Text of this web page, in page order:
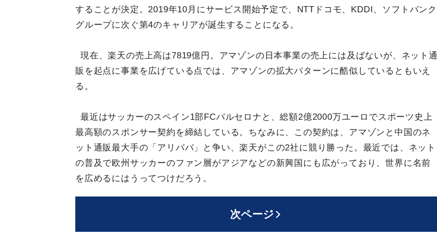
することが決定。2019年10月にサービス開始予定で、NTTドコモ、KDDI、ソフトバンク
グループに次ぐ第4のキャリアが誕生することになる。
現在、楽天の売上高は7819億円。アマゾンの日本事業の売上には及ばないが、ネット通
販を起点に事業を広げている点では、アマゾンの拡大パターンに酷似しているともいえ
る。
最近はサッカーのスペイン1部FCバルセロナと、総額2億2000万ユーロでスポーツ史上
最高額のスポンサー契約を締結している。ちなみに、この契約は、アマゾンと中国のネ
ット通販最大手の「アリババ」と争い、楽天がこの2社に競り勝った。最近では、ネット
の普及で欧州サッカーのファン層がアジアなどの新興国にも広がっており、世界に名前
を広めるにはうってつけだろう。
次ページ